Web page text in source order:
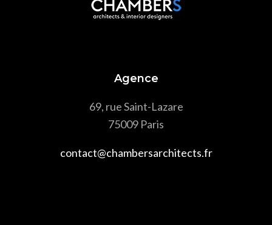
Agence
69, rue Saint-Lazare
75009 Paris
contact@chambersarchitects.fr